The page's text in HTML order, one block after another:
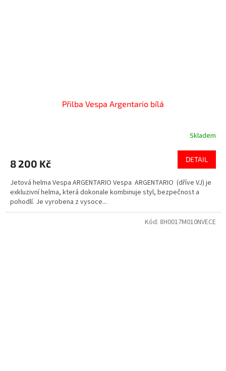
Přilba Vespa Argentario bílá
Skladem
8 200 Kč DETAIL
Jetová helma Vespa ARGENTARIO Vespa ARGENTARIO (dříve VJ) je
exkluzivní helma, která dokonale kombinuje styl, bezpečnost a
pohodlí. Je vyrobena z vysoce...
Kód: 8H0017M010NVECE